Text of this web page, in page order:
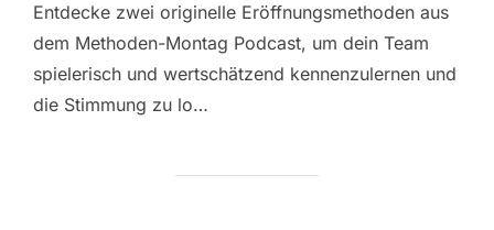
Entdecke zwei originelle Eröffnungsmethoden aus
dem Methoden-Montag Podcast, um dein Team
spielerisch und wertschätzend kennenzulernen und
die Stimmung zu lo…